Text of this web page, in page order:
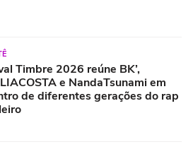
Timbre 2026 reúne BK’,
e NandaTsunami em
de diferentes gerações do rap